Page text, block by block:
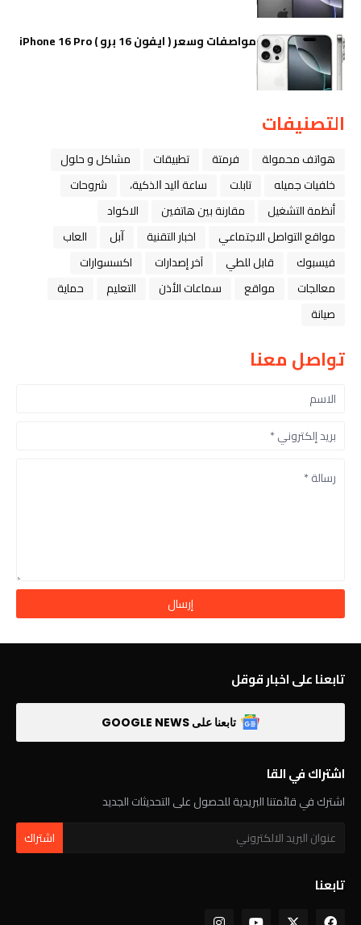
مواصفات وسعر ( ايفون 16 برو ) iPhone 16 Pro
التصنيفات
هواتف محمولة فرمتة تطبيقات
مشاكل و حلول
خلفيات جميله
تابلت ﺳﺎﻋﺔ ﺍﻟﻴﺪ ﺍﻟﺬﻛﻴﺔ،
شروحات
أنظمة التشغيل
مقارنة بين هاتفين
الاكواد
مواقع التواصل الاجتماعي
اخبار التقنية ﺁﺑﻞ
العاب
فيسبوك
قابل للطي آخر إصدارات
اكسسوارات
معالجات
مواقع سماعات الأذن التعليم
حماية
صيانة
تواصل معنا
تابعنا على اخبار قوقل
تابعنا على GOOGLE NEWS
اشتراك في القا
اشترك في قائمتنا البريدية للحصول على التحديثات الجديد
تابعنا